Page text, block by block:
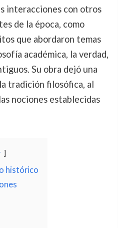
interacciones con otros
de la época, como
que abordaron temas
académica, la verdad,
Su obra dejó una
tradición filosófica, al
nociones establecidas
histórico